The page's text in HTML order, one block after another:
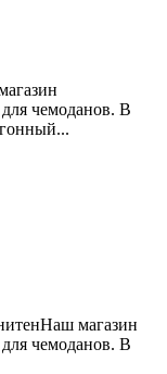
для чемоданов. В
магазин
для чемоданов. В